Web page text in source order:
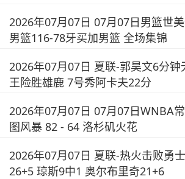
2026年07月07日 07月07日男篮世
男篮116-78牙买加男篮 全场集锦
2026年07月07日 夏联-郭昊文6分钟
王险胜雄鹿 7号秀阿卡夫22分
2026年07月07日 07月07日WNBA
图风暴 82 - 64 洛杉矶火花
2026年07月07日 夏联-热火击败勇
26+5 琼斯9中1 奥尔布里奇21+6